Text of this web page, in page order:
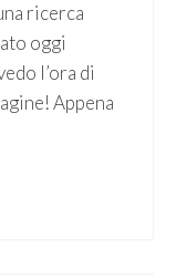
ricerca
oggi
l’ora di
Appena